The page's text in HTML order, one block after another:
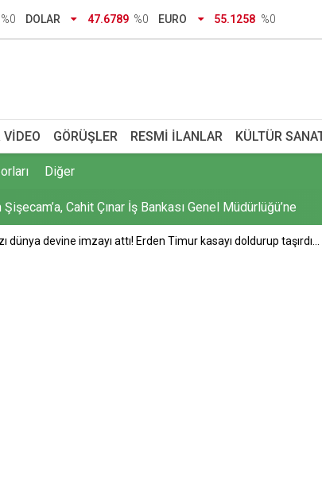
%0 DOLAR 47.6789 %0 EURO 55.1258 %0
VIDEO GÖRÜŞLER RESMI İLANLAR KÜLTÜR
Diğer
imzaladı: 'İkinci CENTO' mu?
Cahit Çınar İş Bankası Genel Müdürlüğü’ne
için karar: Ödül beklerken ceza geldi
dünya devine imzayı attı! Erden Timur kasayı doldurup taşırdı...